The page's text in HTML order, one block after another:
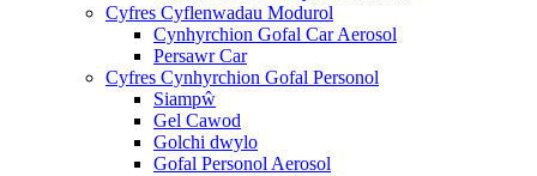
Cyfres Cyflenwadau Modurol
Cynhyrchion Gofal Car Aerosol
Persawr Car
Cyfres Cynhyrchion Gofal Personol
Siampŵ
Gel Cawod
Golchi dwylo
Gofal Personol Aerosol